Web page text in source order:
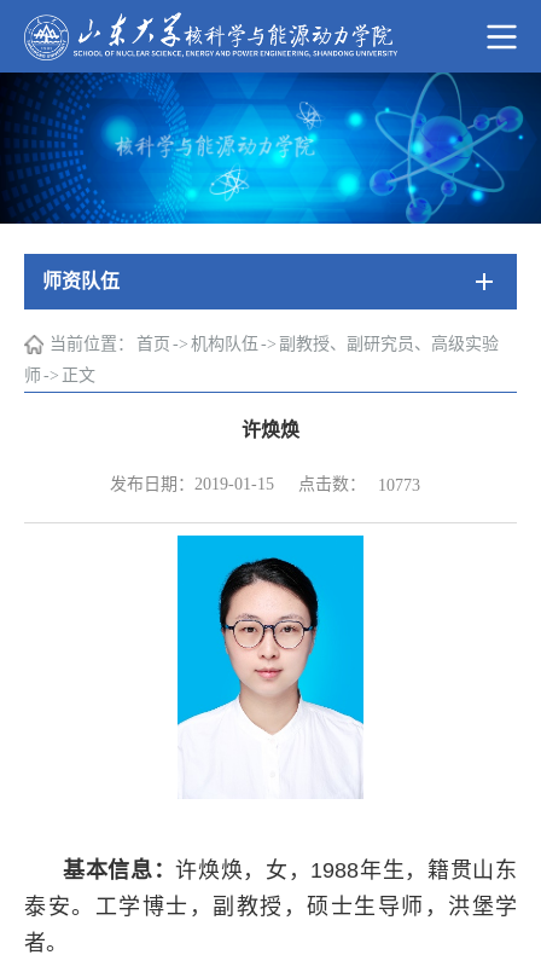
师资队伍
当前位置： 首页 -> 机构队伍 -> 副教授、副研究员、高级实验
师 -> 正文
许焕焕
发布日期：2019-01-15 点击数： 10773
基本信息：许焕焕，女， 1988年生，籍贯山东
泰安。工学博士，副教授，硕士生导师，洪堡学
者。